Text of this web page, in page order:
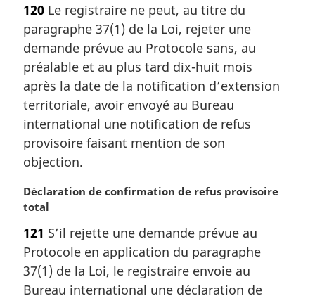
t
e
m
a
r
g
i
n
a
l
e
:
120 Le registraire ne peut, au titre du
paragraphe 37(1) de la Loi, rejeter une
demande prévue au Protocole sans, au
préalable et au plus tard dix-huit mois
après la date de la notification d’extension
territoriale, avoir envoyé au Bureau
international une notification de refus
provisoire faisant mention de son
objection.
N
o
e
m
a
r
Déclaration de confirmation de refus provisoire
total
121 S’il rejette une demande prévue au
Protocole en application du paragraphe
37(1) de la Loi, le registraire envoie au
Bureau international une déclaration de